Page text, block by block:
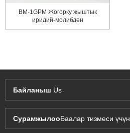
BM-1GPM Жогорку жыштык
иридий-молибден
эритмеси...
Байланыш Us
СурамжылооБаалар тизмеси үчүн